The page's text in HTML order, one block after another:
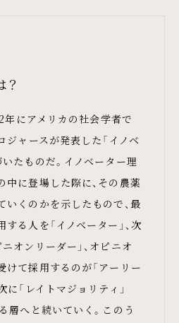
年にアメリカの社会学者で
ジャースが発表した「イノベ
たものだ。イノベーター理
に登場した際に、その農薬
いくのかを示したもので、最
る人を「イノベーター」、次
オンリーダー」、オピニオ
けて採用するのが「アーリー
に「レイトマジョリティ」
層へと続いていく。このう